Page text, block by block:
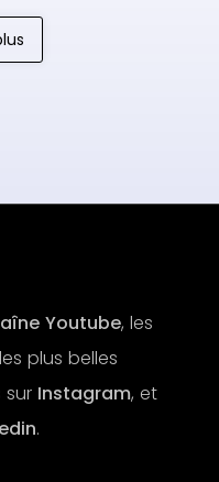
Youtube, les
plus belles
sur Instagram, et
.